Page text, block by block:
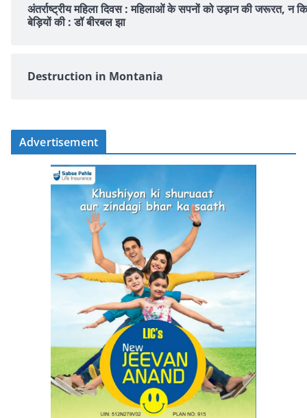
अंतर्राष्ट्रीय महिला दिवस : महिलाओं के सपनों को उड़ान की जरूरत, न कि
बेड़ियों की : डॉ बीरबल झा
Destruction in Montania
Advertisement